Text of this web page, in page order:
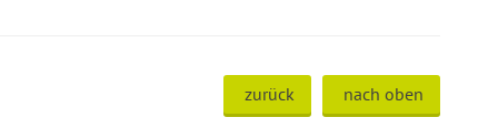
zurück nach oben